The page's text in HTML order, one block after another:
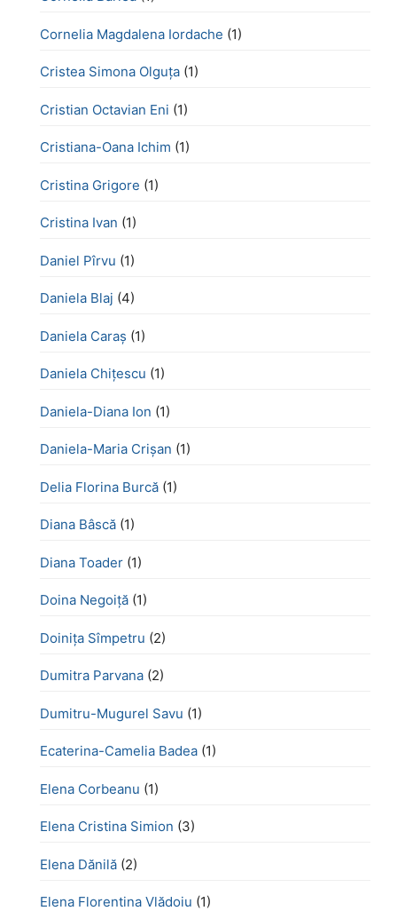
Cornelia Magdalena Iordache (1)
Cristea Simona Olguța (1)
Cristian Octavian Eni (1)
Cristiana-Oana Ichim (1)
Cristina Grigore (1)
Cristina Ivan (1)
Daniel Pîrvu (1)
Daniela Blaj (4)
Daniela Caraș (1)
Daniela Chiţescu (1)
Daniela-Diana Ion (1)
Daniela-Maria Crișan (1)
Delia Florina Burcă (1)
Diana Bâscă (1)
Diana Toader (1)
Doina Negoiță (1)
Doinița Sîmpetru (2)
Dumitra Parvana (2)
Dumitru-Mugurel Savu (1)
Ecaterina-Camelia Badea (1)
Elena Corbeanu (1)
Elena Cristina Simion (3)
Elena Dănilă (2)
Elena Florentina Vlădoiu (1)